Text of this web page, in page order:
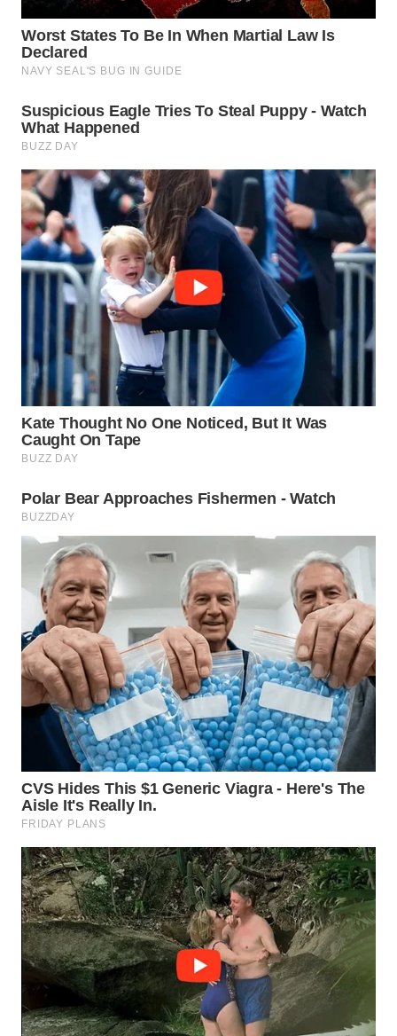
DEPOK
WN
UTARA
SAMOSIR
WN
PADANG
LAWAS
SUMEDANG
CIANJUR
WN
KEPULAUAN
TANGERANG
WN
BINJAI
WN
CIREBON
WN
INDRAMAYU
WN
KUNINGAN
WN
MAJALENGKA
WN
SUBANG
WN
SUKABUMI